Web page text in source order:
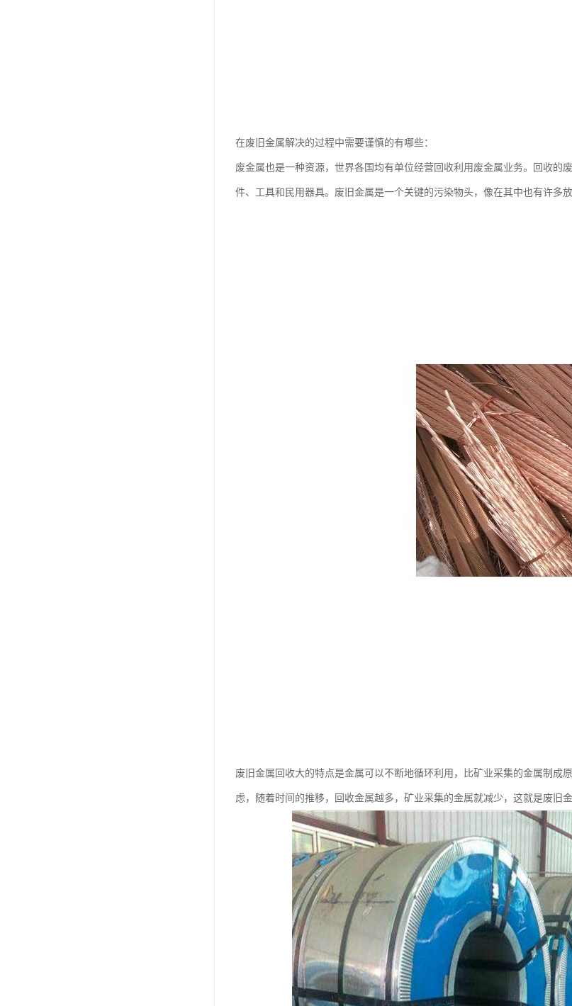
在废旧金属解决的过程中需要谨慎的有哪些：
废金属也是一种资源，世界各国均有单位经营回收利用废金属业务。回收的
件、工具和民用器具。废旧金属是一个关键的污染物头，像在其中也有许多
废旧金属回收大的特点是金属可以不断地循环利用，比矿业采集的金属制
虑，随着时间的推移，回收金属越多，矿业采集的金属就减少，这就是废旧